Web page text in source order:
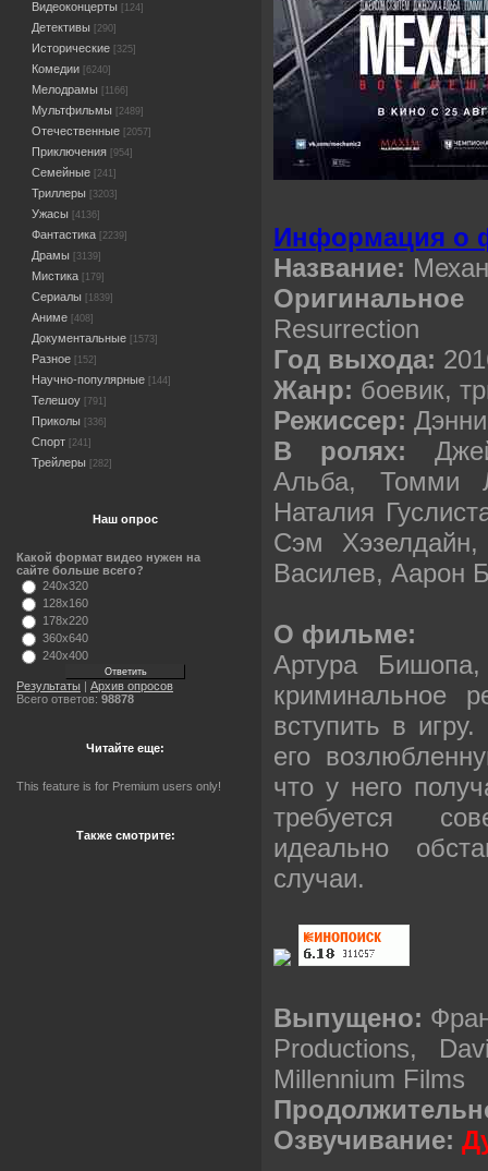
Видеоконцерты [124]
Детективы [290]
Исторические [325]
Комедии [6240]
Мелодрамы [1166]
Мультфильмы [2489]
Отечественные [2057]
Приключения [954]
Семейные [241]
Триллеры [3203]
Ужасы [4136]
Фантастика [2239]
Драмы [3139]
Мистика [179]
Сериалы [1839]
Аниме [408]
Документальные [1573]
Разное [152]
Научно-популярные [144]
Телешоу [791]
Приколы [336]
Спорт [241]
Трейлеры [282]
Наш опрос
Какой формат видео нужен на
сайте больше всего?
240x320
128x160
178x220
360x640
240x400
Результаты | Архив опросов
Всего ответов: 98878
Читайте еще:
This feature is for Premium users only!
Также смотрите:
Информация о
Название:
Resurrection
Год выхода:
Жанр: боевик,
Режиссер:
В ролях:
Альба, Томми
Наталия
Сэм
Василев, Аарон
О фильме:
Артура
криминальное
вступить в
его
что у него
требуется
идеально
случаи.
Выпущено:
Productions,
Millennium Films
Озвучивание: